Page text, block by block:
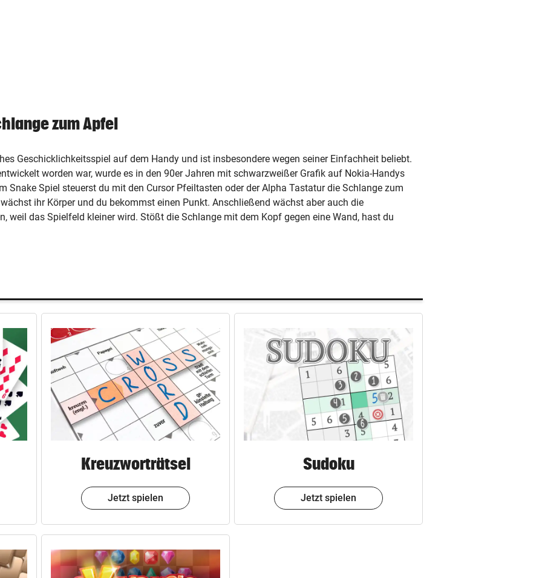
zum Apfel
Geschicklichkeitsspiel auf dem Handy und ist insbesondere wegen seiner Einfachheit beliebt.
worden war, wurde es in den 90er Jahren mit schwarzweißer Grafik auf Nokia-Handys
Snake Spiel steuerst du mit den Cursor Pfeiltasten oder der Alpha Tastatur die Schlange zum
ihr Körper und du bekommst einen Punkt. Anschließend wächst aber auch die
weil das Spielfeld kleiner wird. Stößt die Schlange mit dem Kopf gegen eine Wand, hast du
Kreuzworträtsel
Jetzt spielen
Sudoku
Jetzt spielen